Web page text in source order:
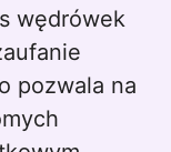
wędrówek
pozwala na